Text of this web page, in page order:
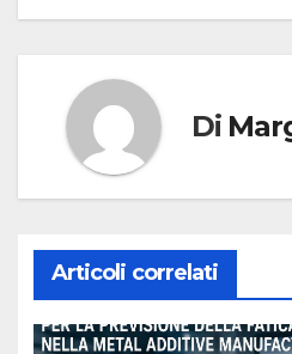
Di
Articoli correlati